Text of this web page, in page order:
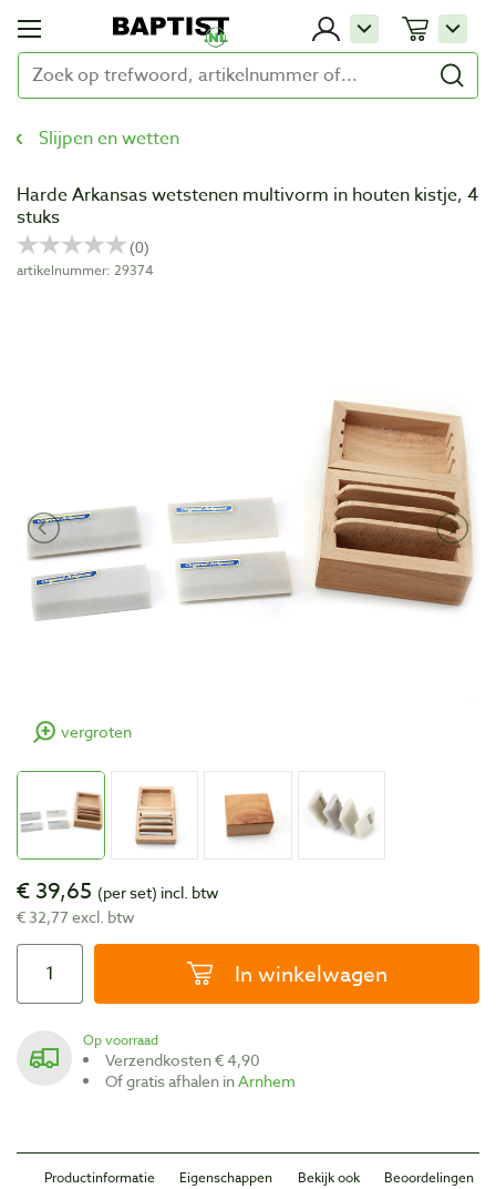
Slijpen en wetten
Harde Arkansas wetstenen multivorm in houten kistje, 4
stuks
artikelnummer: 29374
vergroten
€ 39,65 (per set) incl. btw
€ 32,77 excl. btw
In winkelwagen
Op voorraad
Verzendkosten € 4,90
Of gratis afhalen inArnhem
Productinformatie Eigenschappen Bekijk ook Beoordelingen